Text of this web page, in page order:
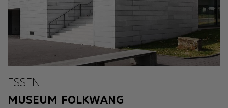
ESSEN
MUSEUM FOLKWANG